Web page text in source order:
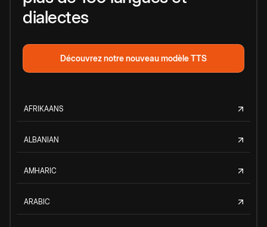
dialectes
Découvrez notre nouveau modèle TTS
AFRIKAANS
ALBANIAN
AMHARIC
ARABIC